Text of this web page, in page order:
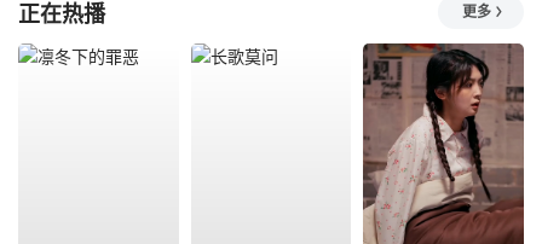
正在热播 更多